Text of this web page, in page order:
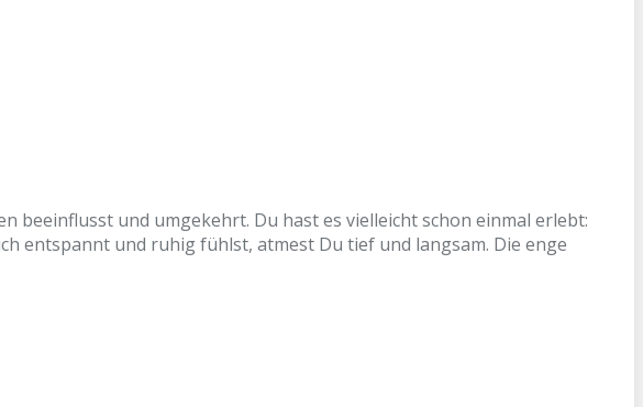
beeinflusst und umgekehrt. Du hast es vielleicht schon einmal erlebt:
entspannt und ruhig fühlst, atmest Du tief und langsam. Die enge